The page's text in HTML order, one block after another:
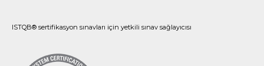
ISTQB® sertifikasyon sınavları için yetkili sınav sağlayıcısı